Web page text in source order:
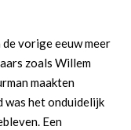
vorige eeuw meer
zoals Willem
maakten
was het onduidelijk
Een